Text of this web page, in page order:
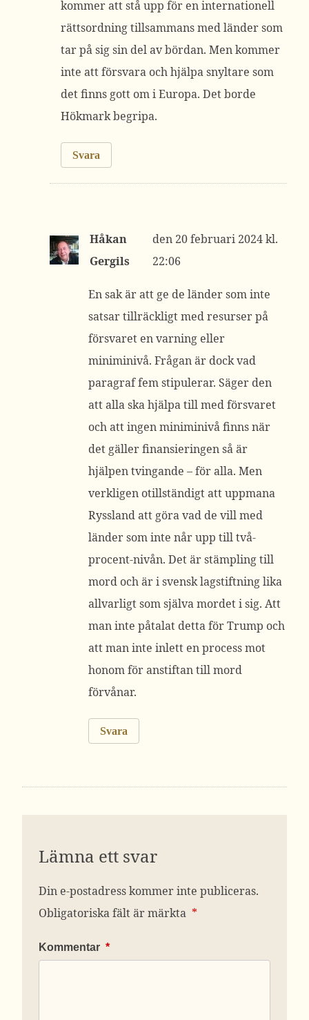
kommer att stå upp för en internationell
rättsordning tillsammans med länder som
tar på sig sin del av bördan. Men kommer
inte att försvara och hjälpa snyltare som
det finns gott om i Europa. Det borde
Hökmark begripa.
Svara
Håkan
Gergils
20 februari 2024 kl.
22:06
En sak är att ge de länder som inte
satsar tillräckligt med resurser på
försvaret en varning eller
miniminivå. Frågan är dock vad
paragraf fem stipulerar. Säger den
att alla ska hjälpa till med försvaret
och att ingen miniminivå finns när
det gäller finansieringen så är
hjälpen tvingande – för alla. Men
verkligen otillständigt att uppmana
Ryssland att göra vad de vill med
länder som inte når upp till två-
procent-nivån. Det är stämpling till
mord och är i svensk lagstiftning lika
allvarligt som själva mordet i sig. Att
man inte påtalat detta för Trump och
att man inte inlett en process mot
honom för anstiftan till mord
förvånar.
Svara
Lämna ett svar
Din e-postadress kommer inte publiceras.
Obligatoriska fält är märkta *
Kommentar *